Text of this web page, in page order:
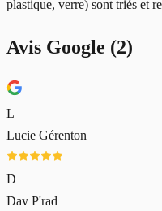
plastique, verre) sont triés et
Avis Google (2)
L
Lucie Gérenton
D
Dav P'rad